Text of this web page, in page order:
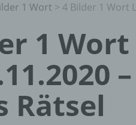
1 Wort > 4 Bilder 1 Wort
1
Rätsel